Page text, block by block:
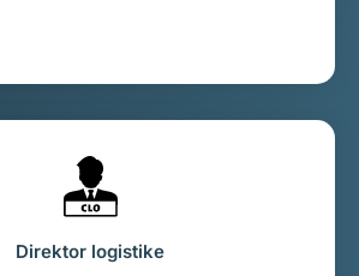
Direktor logistike